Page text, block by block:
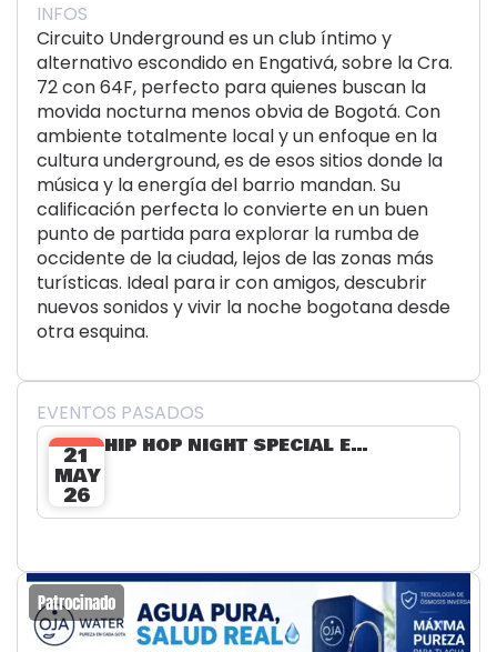
INFOS
Circuito Underground es un club íntimo y
alternativo escondido en Engativá, sobre la Cra.
72 con 64F, perfecto para quienes buscan la
movida nocturna menos obvia de Bogotá. Con
ambiente totalmente local y un enfoque en la
cultura underground, es de esos sitios donde la
música y la energía del barrio mandan. Su
calificación perfecta lo convierte en un buen
punto de partida para explorar la rumba de
occidente de la ciudad, lejos de las zonas más
turísticas. Ideal para ir con amigos, descubrir
nuevos sonidos y vivir la noche bogotana desde
otra esquina.
EVENTOS PASADOS
21
MAY
26
HIP HOP NIGHT SPECIAL EDITION
Patrocinado